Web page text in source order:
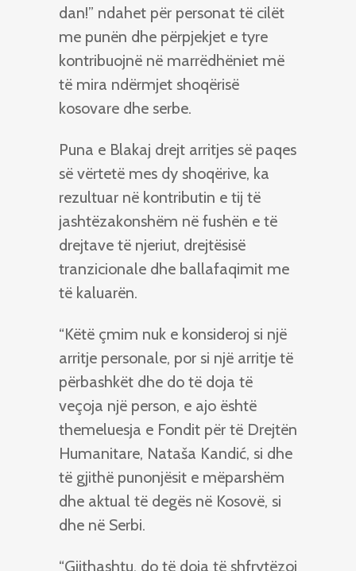
dan!” ndahet për personat të cilët
me punën dhe përpjekjet e tyre
kontribuojnë në marrëdhëniet më
të mira ndërmjet shoqërisë
kosovare dhe serbe.
Puna e Blakaj drejt arritjes së paqes
së vërtetë mes dy shoqërive, ka
rezultuar në kontributin e tij të
jashtëzakonshëm në fushën e të
drejtave të njeriut, drejtësisë
tranzicionale dhe ballafaqimit me
të kaluarën.
“Këtë çmim nuk e konsideroj si një
arritje personale, por si një arritje të
përbashkët dhe do të doja të
veçoja një person, e ajo është
themeluesja e Fondit për të Drejtën
Humanitare, Nataša Kandić, si dhe
të gjithë punonjësit e mëparshëm
dhe aktual të degës në Kosovë, si
dhe në Serbi.
“Gjithashtu, do të doja të shfrytëzoj